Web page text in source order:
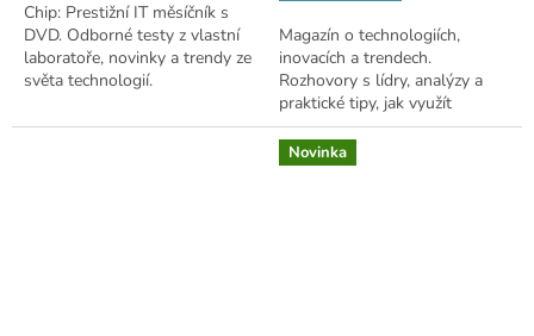
Chip: Prestižní IT měsíčník s
DVD. Odborné testy z vlastní
laboratoře, novinky a trendy ze
světa technologií.
Magazín o technologiích,
inovacích a trendech.
Rozhovory s lídry, analýzy a
praktické tipy, jak využít
technologie ve svůj prospěch.
Novinka